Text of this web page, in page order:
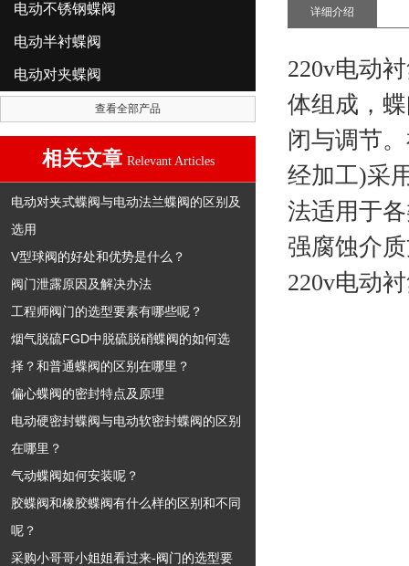
电动不锈钢蝶阀
电动半衬蝶阀
电动对夹蝶阀
查看全部产品
相关文章 Relevant Articles
电动对夹式蝶阀与电动法兰蝶阀的区别及
选用
V型球阀的好处和优势是什么？
阀门泄露原因及解决办法
工程师阀门的选型要素有哪些呢？
烟气脱硫FGD中脱硫脱硝蝶阀的如何选
择？和普通蝶阀的区别在哪里？
偏心蝶阀的密封特点及原理
电动硬密封蝶阀与电动软密封蝶阀的区别
在哪里？
气动蝶阀如何安装呢？
胶蝶阀和橡胶蝶阀有什么样的区别和不同
呢？
采购小哥哥小姐姐看过来-阀门的选型要
详细介绍
220v电动
体组成，
闭与调节
经加工)采
法适用于
强腐蚀介
220v电动